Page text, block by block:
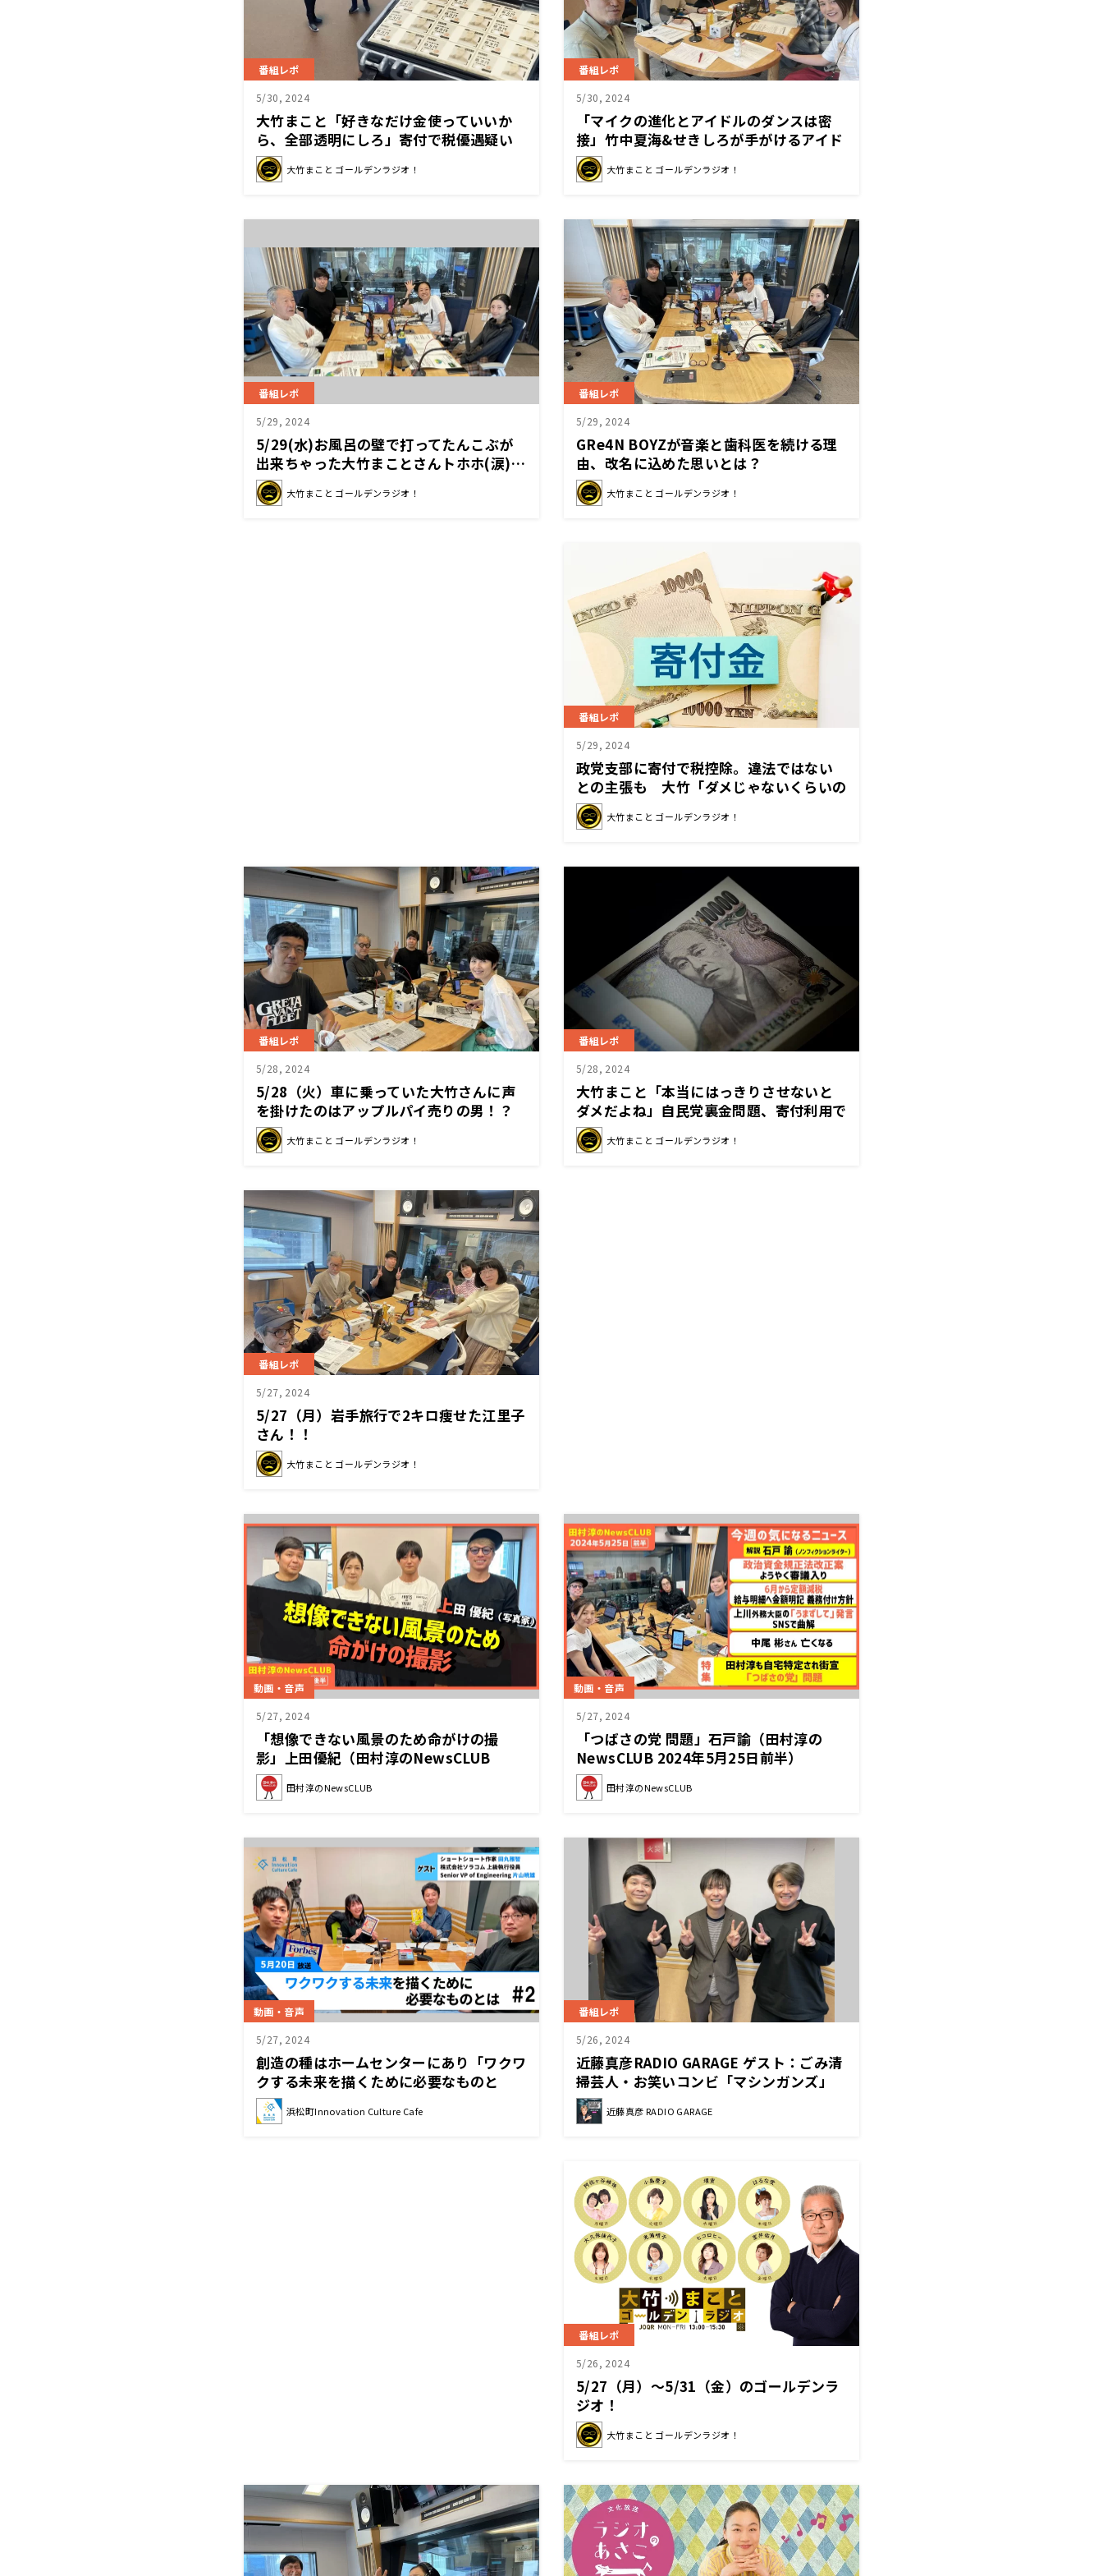
番組レポ
5/30, 2024
大竹まこと「好きなだけ金使っていいか
ら、全部透明にしろ」寄付で税優遇疑い
について
大竹まこと ゴールデンラジオ！
番組レポ
5/30, 2024
「マイクの進化とアイドルのダンスは密
接」竹中夏海&せきしろが手がけるアイド
ルコントとは？
大竹まこと ゴールデンラジオ！
番組レポ
5/29, 2024
5/29(水)お風呂の壁で打ってたんこぶが
出来ちゃった大竹まことさんトホホ(涙)…
お風呂を愛する壇蜜さんはお湯を入れる
の忘れがち…
大竹まこと ゴールデンラジオ！
番組レポ
5/29, 2024
GRe4N BOYZが音楽と歯科医を続ける理
由、改名に込めた思いとは？
大竹まこと ゴールデンラジオ！
番組レポ
5/29, 2024
政党支部に寄付で税控除。違法ではない
との主張も 大竹「ダメじゃないくらいの
抜け穴という意味合いでは」
大竹まこと ゴールデンラジオ！
番組レポ
5/28, 2024
5/28（火）車に乗っていた大竹さんに声
を掛けたのはアップルパイ売りの男！？
大竹まこと ゴールデンラジオ！
番組レポ
5/28, 2024
大竹まこと「本当にはっきりさせないと
ダメだよね」自民党裏金問題、寄付利用で
所得税控除の疑い
大竹まこと ゴールデンラジオ！
番組レポ
5/27, 2024
5/27（月）岩手旅行で2キロ痩せた江里子
さん！！
大竹まこと ゴールデンラジオ！
動画・音声
5/27, 2024
「想像できない風景のため命がけの撮
影」上田優紀（田村淳のNewsCLUB
2024年5月25日後半）
田村淳のNewsCLUB
動画・音声
5/27, 2024
「つばさの党 問題」石戸諭（田村淳の
NewsCLUB 2024年5月25日前半）
田村淳のNewsCLUB
動画・音声
5/27, 2024
創造の種はホームセンターにあり「ワクワ
クする未来を描くために必要なものと
は」（5月20日「浜カフェ」）田丸雅智
片山暁雄浜松町Innovation Culture Cafe
番組レポ
5/26, 2024
近藤真彦RADIO GARAGE ゲスト：ごみ清
掃芸人・お笑いコンビ「マシンガンズ」
滝沢秀一さん①
近藤真彦 RADIO GARAGE
番組レポ
5/26, 2024
5/27（月）～5/31（金）のゴールデンラ
ジオ！
大竹まこと ゴールデンラジオ！